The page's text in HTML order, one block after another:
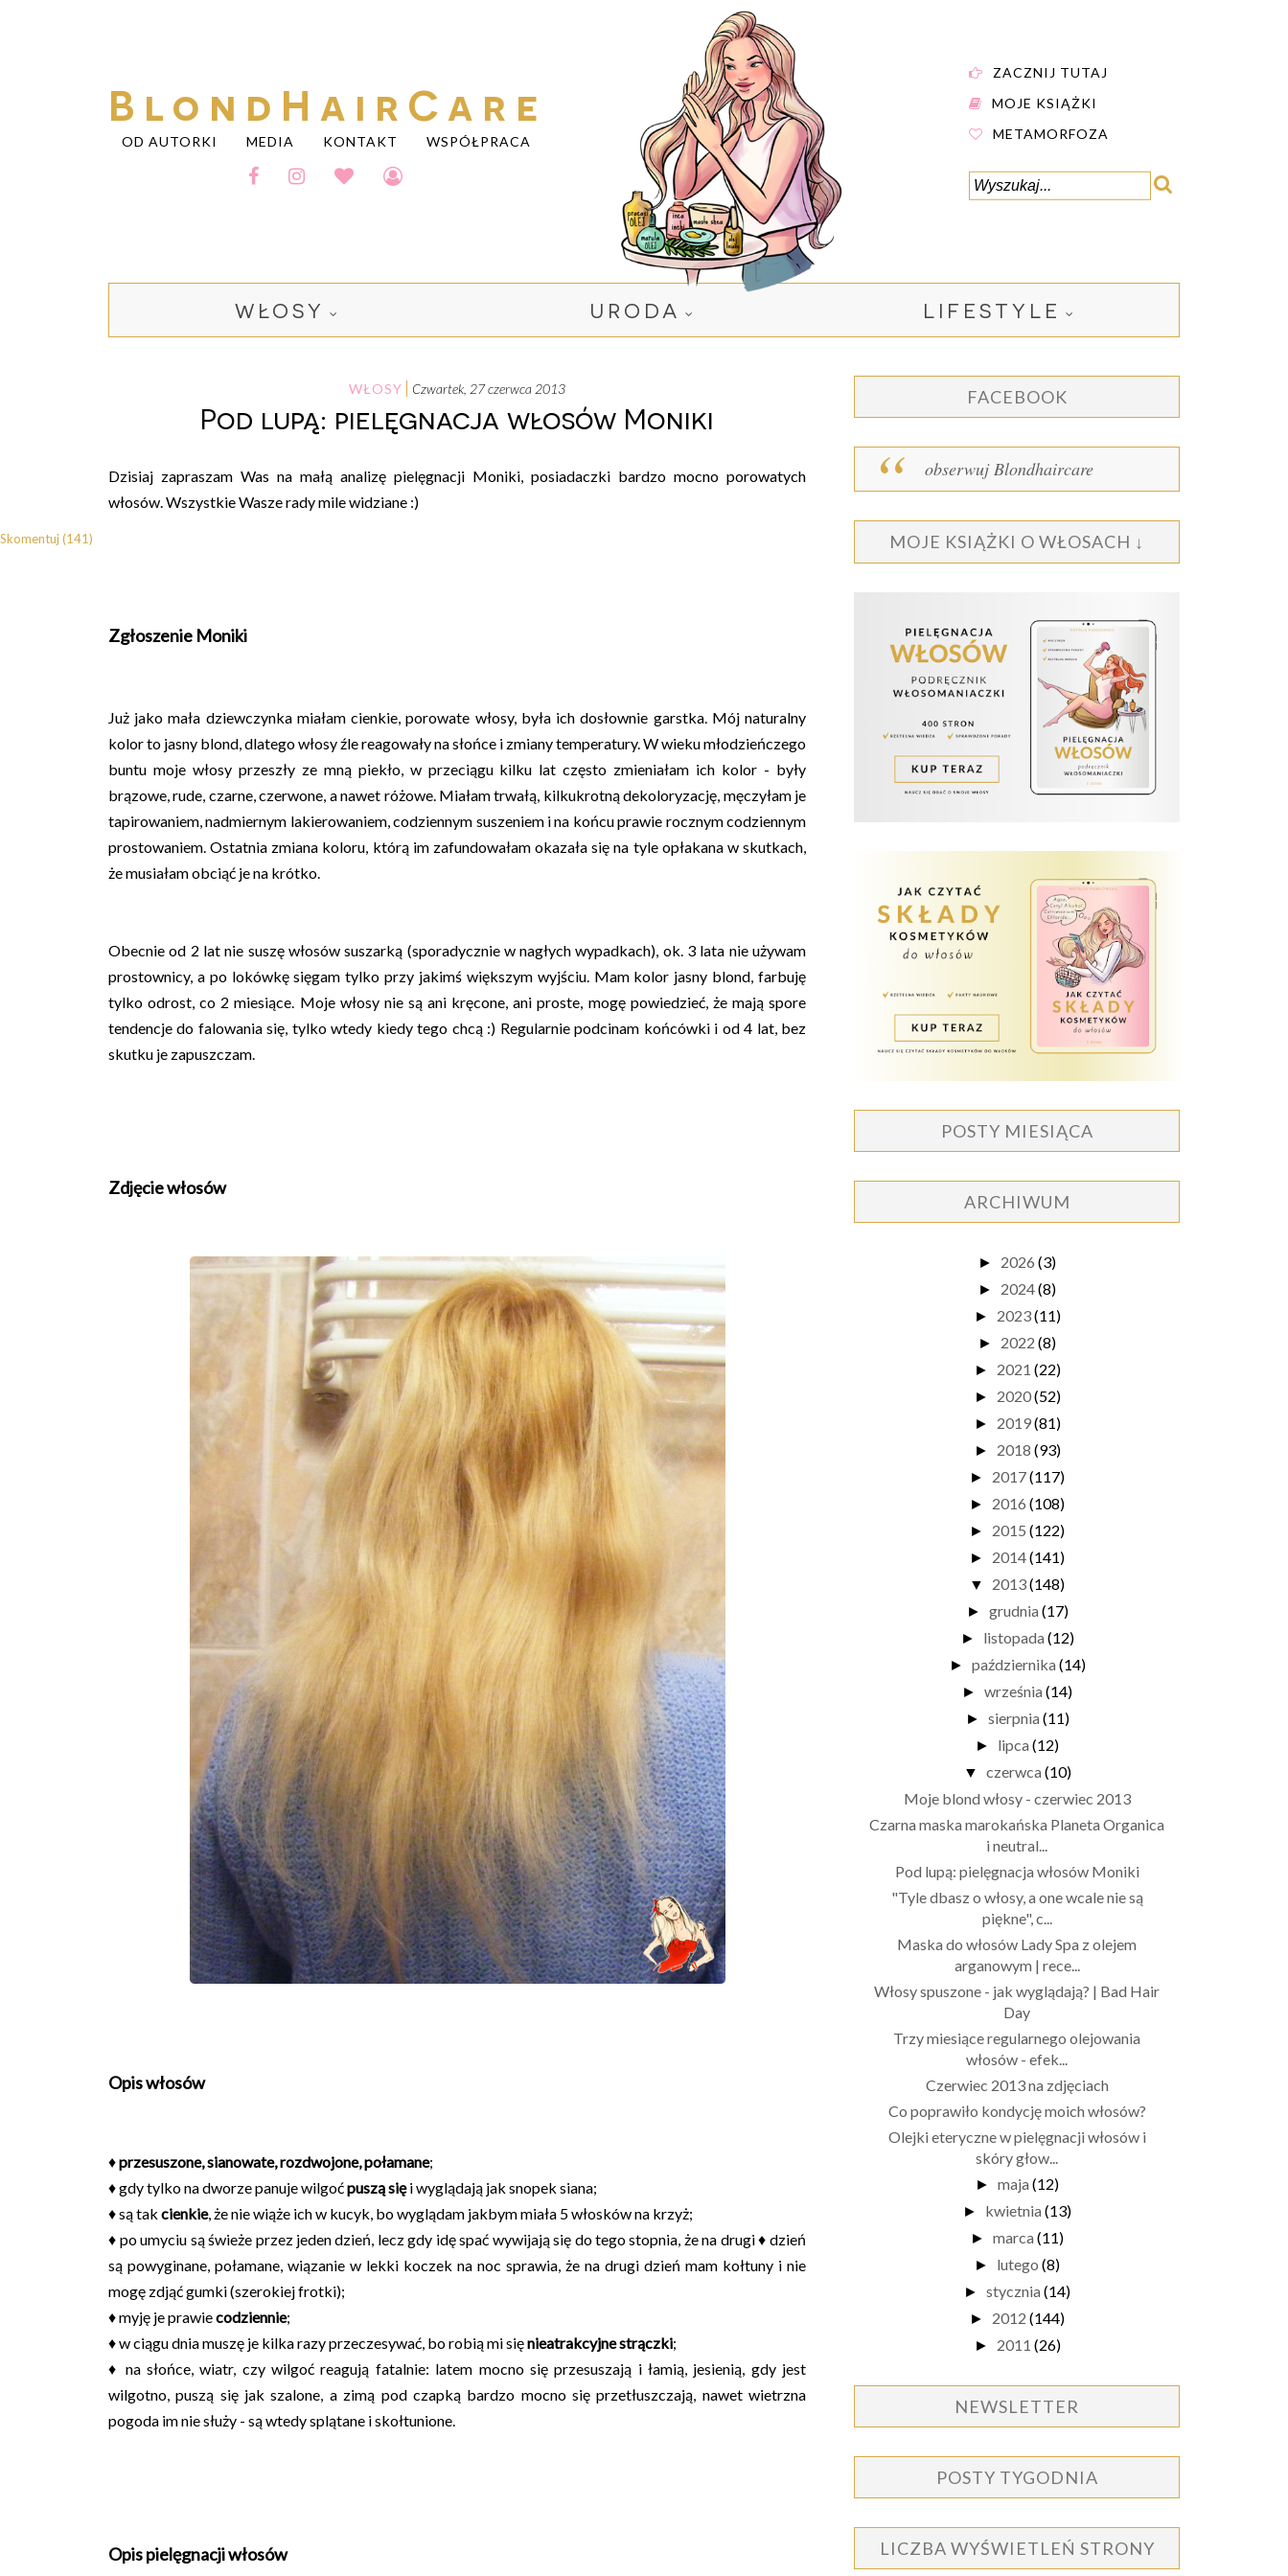
BlondHairCare
OD AUTORKI MEDIA KONTAKT WSPÓŁPRACA
ZACZNIJ TUTAJ
MOJE KSIĄŻKI
METAMORFOZA
WŁOSY URODA LIFESTYLE
WŁOSY czwartek, 27 czerwca 2013
Pod lupą: pielęgnacja włosów Moniki
Dzisiaj zapraszam Was na małą analizę pielęgnacji Moniki, posiadaczki bardzo mocno porowatych
włosów. Wszystkie Wasze rady mile widziane :)
Zgłoszenie Moniki
Już jako mała dziewczynka miałam cienkie, porowate włosy, była ich dosłownie garstka. Mój naturalny
kolor to jasny blond, dlatego włosy źle reagowały na słońce i zmiany temperatury. W wieku młodzieńczego
buntu moje włosy przeszły ze mną piekło, w przeciągu kilku lat często zmieniałam ich kolor - były
brązowe, rude, czarne, czerwone, a nawet różowe. Miałam trwałą, kilkukrotną dekoloryzację, męczyłam je
tapirowaniem, nadmiernym lakierowaniem, codziennym suszeniem i na końcu prawie rocznym codziennym
prostowaniem. Ostatnia zmiana koloru, którą im zafundowałam okazała się na tyle opłakana w skutkach,
że musiałam obciąć je na krótko.
Obecnie od 2 lat nie suszę włosów suszarką (sporadycznie w nagłych wypadkach), ok. 3 lata nie używam
prostownicy, a po lokówkę sięgam tylko przy jakimś większym wyjściu. Mam kolor jasny blond, farbuję
tylko odrost, co 2 miesiące. Moje włosy nie są ani kręcone, ani proste, mogę powiedzieć, że mają spore
tendencje do falowania się, tylko wtedy kiedy tego chcą :) Regularnie podcinam końcówki i od 4 lat, bez
skutku je zapuszczam.
Zdjęcie włosów
Opis włosów
♦przesuszone, sianowate, rozdwojone, połamane;
♦ gdy tylko na dworze panuje wilgoćpuszą sięi wyglądają jak snopek siana;
♦ są tak cienkie, że nie wiąże ich w kucyk, bo wyglądam jakbym miała 5 włosków na krzyż;
♦ po umyciu są świeże przez jeden dzień, lecz gdy idę spać wywijają się do tego stopnia, że na drugi ♦ dzień
są powyginane, połamane, wiązanie w lekki koczek na noc sprawia, że na drugi dzień mam kołtuny i nie
mogę zdjąć gumki (szerokiej frotki);
♦ myję je prawiecodziennie;
♦ w ciągu dnia muszę je kilka razy przeczesywać, bo robią mi sięnieatrakcyjne strączki;
♦ na słońce, wiatr, czy wilgoć reagują fatalnie: latem mocno się przesuszają i łamią, jesienią, gdy jest
wilgotno, puszą się jak szalone, a zimą pod czapką bardzo mocno się przetłuszczają, nawet wietrzna
pogoda im nie służy - są wtedy splątane i skołtunione.
Opis pielęgnacji włosów
Skomentuj (141)
FACEBOOK
obserwuj Blondhaircare
MOJE KSIĄŻKI O WŁOSACH ↓
POSTY MIESIĄCA
ARCHIWUM
► 2026 (3)
► 2024(8)
► 2023(11)
► 2022 (8)
► 2021 (22)
► 2020(52)
► 2019(81)
► 2018 (93)
► 2017(117)
► 2016 (108)
► 2015 (122)
► 2014(141)
▼ 2013(148)
► grudnia (17)
► listopada (12)
► października (14)
► września (14)
► sierpnia (11)
► lipca (12)
▼ czerwca (10)
Moje blond włosy - czerwiec 2013
Czarna maska marokańska Planeta Organica
i neutral...
Pod lupą: pielęgnacja włosów Moniki
"Tyle dbasz o włosy, a one wcale nie są
piękne", c...
Maska do włosów Lady Spa z olejem
arganowym | rece...
Włosy spuszone - jak wyglądają? | Bad Hair
Day
Trzy miesiące regularnego olejowania
włosów - efek...
Czerwiec 2013 na zdjęciach
Co poprawiło kondycję moich włosów?
Olejki eteryczne w pielęgnacji włosów i
skóry głow...
► maja (12)
► kwietnia (13)
► marca (11)
► lutego (8)
► stycznia (14)
► 2012 (144)
► 2011 (26)
NEWSLETTER
POSTY TYGODNIA
LICZBA WYŚWIETLEŃ STRONY